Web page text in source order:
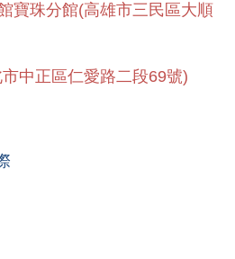
寶珠分館(高雄市三民區大順
中正區仁愛路二段69號)